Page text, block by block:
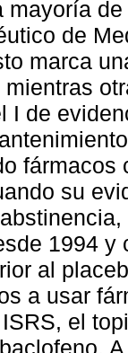
mayoría
de
marca
I de
fármacos
su
1994
al
a usar
el